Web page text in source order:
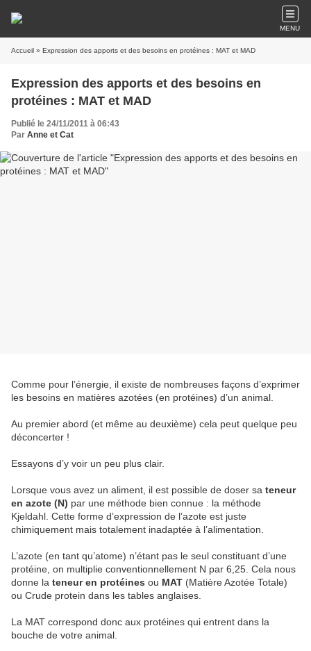
MENU
Accueil » Expression des apports et des besoins en protéines : MAT et MAD
Expression des apports et des besoins en
protéines : MAT et MAD
Publié le 24/11/2011 à 06:43
Par Anne et Cat
Comme pour l’énergie, il existe de nombreuses façons d’exprimer
les besoins en matières azotées (en protéines) d’un animal.
Au premier abord (et même au deuxième) cela peut quelque peu
déconcerter !
Essayons d’y voir un peu plus clair.
Lorsque vous avez un aliment, il est possible de doser sa teneur
en azote (N) par une méthode bien connue : la méthode
Kjeldahl. Cette forme d’expression de l’azote est juste
chimiquement mais totalement inadaptée à l’alimentation.
L’azote (en tant qu’atome) n’étant pas le seul constituant d’une
protéine, on multiplie conventionnellement N par 6,25. Cela nous
donne la teneur en protéines ou MAT (Matière Azotée Totale)
ou Crude protein dans les tables anglaises.
La MAT correspond donc aux protéines qui entrent dans la
bouche de votre animal.